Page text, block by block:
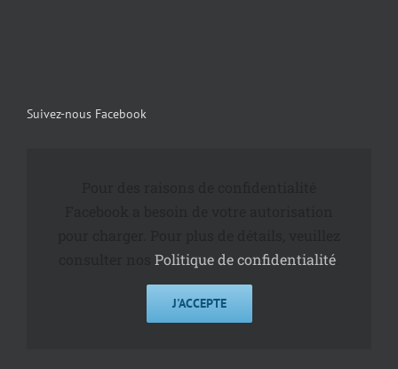
Suivez-nous Facebook
Politique de confidentialité
J'ACCEPTE